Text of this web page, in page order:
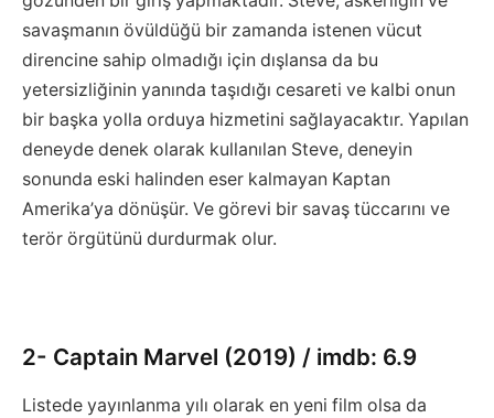
savaşmanın övüldüğü bir zamanda istenen vücut
direncine sahip olmadığı için dışlansa da bu
yetersizliğinin yanında taşıdığı cesareti ve kalbi onun
bir başka yolla orduya hizmetini sağlayacaktır. Yapılan
deneyde denek olarak kullanılan Steve, deneyin
sonunda eski halinden eser kalmayan Kaptan
Amerika’ya dönüşür. Ve görevi bir savaş tüccarını ve
terör örgütünü durdurmak olur.
2- Captain Marvel (2019) / imdb: 6.9
Listede yayınlanma yılı olarak en yeni film olsa da